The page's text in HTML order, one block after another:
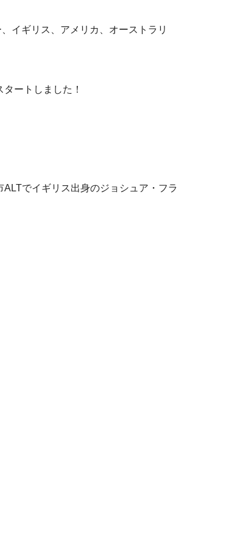
イギリス、アメリカ、オーストラリ
ートしました！
でイギリス出身のジョシュア・フラ